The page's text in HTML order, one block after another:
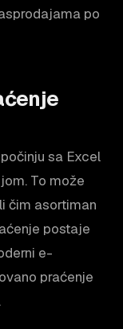
po
sa Excel
To može
čim asortiman
postaje
e-
praćenje